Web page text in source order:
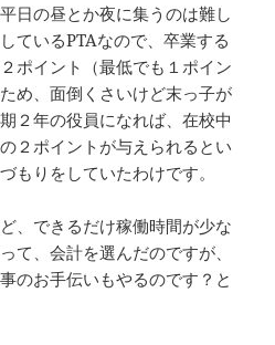
日の昼とか夜に集うのは難し
ているPTAなので、卒業する
ポイント（最低でも１ポイン
め、面倒くさいけど末っ子が
２年の役員になれば、在校中
２ポイントが与えられるとい
もりをしていたわけです。
、できるだけ稼働時間が少な
て、会計を選んだのですが、
のお手伝いもやるのです？と